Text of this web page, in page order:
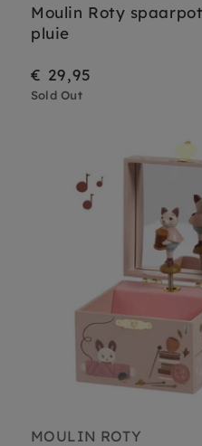
Moulin Roty
pluie
€ 29,95
Sold Out
MOULIN ROTY